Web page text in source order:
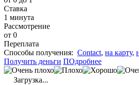
Ставка
1 минута
Рассмотрение
от 0
Переплата
Cпособы получения: Contact, на карту,
Получить деньги ПОдробнее
Загрузка...